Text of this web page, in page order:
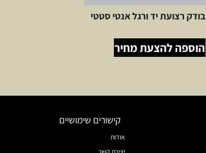
בודק רצועת יד ורגל אנטי סטטי
הוספה להצעת מחיר
קישורים שימושיים
אודות